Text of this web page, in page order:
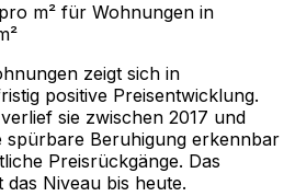
m² für Wohnungen in
zeigt sich in
positive Preisentwicklung.
sie zwischen 2017 und
spürbare Beruhigung erkennbar
Preisrückgänge. Das
Niveau bis heute.